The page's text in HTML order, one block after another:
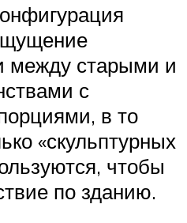
между старыми и
с
в то
«скульптурных
чтобы
по зданию.